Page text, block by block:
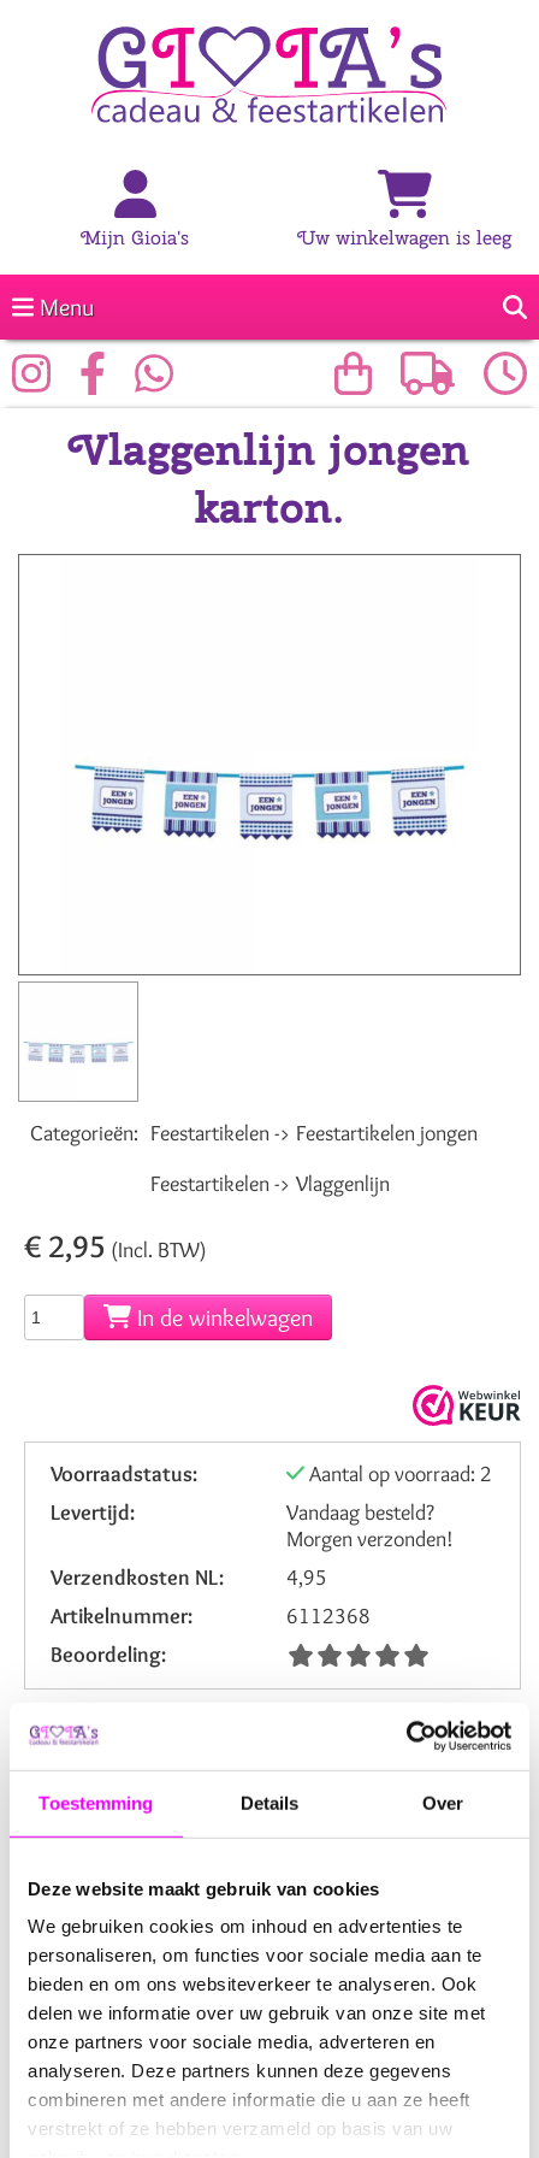
Toestemming Details Over
Deze website maakt gebruik van cookies
We gebruiken cookies om inhoud en advertenties te
personaliseren, om functies voor sociale media aan te
bieden en om ons websiteverkeer te analyseren. Ook
delen we informatie over uw gebruik van onze site met
onze partners voor sociale media, adverteren en
analyseren. Deze partners kunnen deze gegevens
combineren met andere informatie die u aan ze heeft
verstrekt of ze hebben verzameld op basis van uw
Mijn Gioia's Uw winkelwagen is leeg
Menu
Vlaggenlijn jongen
karton.
Categorieën: Feestartikelen -> Feestartikelen jongen
Feestartikelen -> Vlaggenlijn
€ 2,95 (Incl. BTW)
In de winkelwagen
Voorraadstatus:
Aantal op voorraad: 2
Levertijd:
Vandaag besteld?
Morgen verzonden!
Verzendkosten NL:
4,95
Artikelnummer:
6112368
Beoordeling:
Omschrijving
Vlaggenlijn jongen karton
kartonnen vlaggenlijn voor jongens!Deze feestelijke
slinger is perfect voor verjaardagen, babyshowers, en
andere feestelijke momenten.
Productdetails
Materiaal:Hoogwaardig karton
Kleur: Blauw lint met twee verschillende kartonnen
afbeeldingen
Afmetingen:Vlaggetjes zijn 17x13 cm
De slinger is 3 meter lang